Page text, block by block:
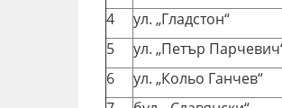
4
ул. „Гладстон“
5
ул. „Петър
6
ул. „Кольо Ганчев“